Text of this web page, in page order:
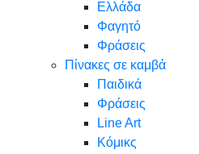
Ελλάδα
Φαγητό
Φράσεις
Πίνακες σε καμβά
Παιδικά
Φράσεις
Line Art
Κόμικς